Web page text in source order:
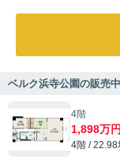
ベルク浜寺公園の販売
4階
1,898万円
4階 /